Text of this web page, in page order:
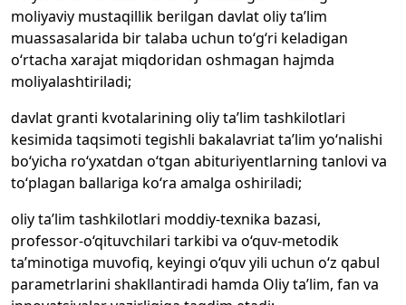
moliyaviy mustaqillik berilgan davlat oliy ta’lim
muassasalarida bir talaba uchun to‘g‘ri keladigan
o‘rtacha xarajat miqdoridan oshmagan hajmda
moliyalashtiriladi;
davlat granti kvotalarining oliy ta’lim tashkilotlari
kesimida taqsimoti tegishli bakalavriat ta’lim yo‘nalishi
bo‘yicha ro‘yxatdan o‘tgan abituriyentlarning tanlovi va
to‘plagan ballariga ko‘ra amalga oshiriladi;
oliy ta’lim tashkilotlari moddiy-texnika bazasi,
professor-o‘qituvchilari tarkibi va o‘quv-metodik
ta’minotiga muvofiq, keyingi o‘quv yili uchun o‘z qabul
parametrlarini shakllantiradi hamda Oliy ta’lim, fan va